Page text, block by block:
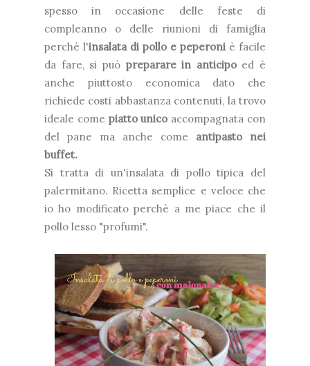
spesso in occasione delle feste di
compleanno o delle riunioni di famiglia
perchè l'insalata di pollo e peperoni è facile
da fare, si può preparare in anticipoed è
anche piuttosto economica dato che
richiede costi abbastanza contenuti, la trovo
ideale come piatto unico accompagnata con
del pane ma anche come antipasto nei
buffet.
Si tratta di un'insalata di pollo tipica del
palermitano. Ricetta semplice e veloce che
io ho modificato perchè a me piace che il
pollo lesso "profumi".